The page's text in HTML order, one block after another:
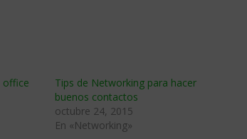
office
Tips de Networking para hacer
buenos contactos
octubre 24, 2015
En «Networking»